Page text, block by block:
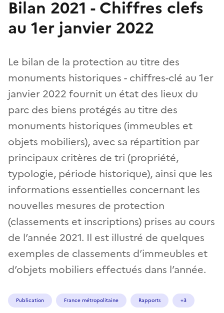
Bilan 2021 - Chiffres clefs
au 1er janvier 2022
Le bilan de la protection au titre des
monuments historiques - chiffres-clé au 1er
janvier 2022 fournit un état des lieux du
parc des biens protégés au titre des
monuments historiques (immeubles et
objets mobiliers), avec sa répartition par
principaux critères de tri (propriété,
typologie, période historique), ainsi que les
informations essentielles concernant les
nouvelles mesures de protection
(classements et inscriptions) prises au cours
de l’année 2021. Il est illustré de quelques
exemples de classements d’immeubles et
d’objets mobiliers effectués dans l’année.
Publication France métropolitaine Rapports +3